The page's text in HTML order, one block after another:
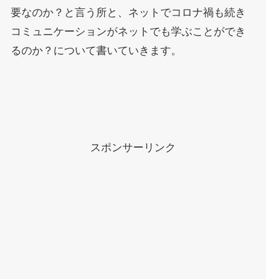
要なのか？と言う所と、ネットでコロナ禍も続き
コミュニケーションがネットでも学ぶことができ
るのか？について書いていきます。
スポンサーリンク